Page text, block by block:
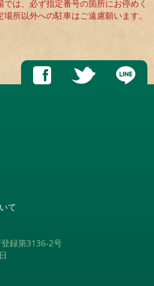
は、必ず指定番号の箇所にお停めく
場所以外への駐車はご遠慮願います。
て
録第3136-2号